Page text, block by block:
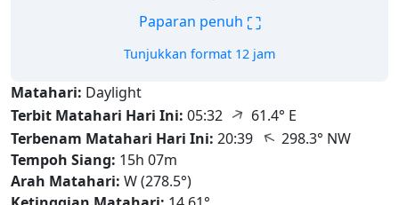
Paparan penuh ⛶
Tunjukkan format 12 jam
Matahari: Daylight
Terbit Matahari Hari Ini: 05:32 ↑ 61.4° E
Terbenam Matahari Hari Ini: 20:39 ↑298.3° NW
Tempoh Siang: 15h 07m
Arah Matahari: W (278.5°)